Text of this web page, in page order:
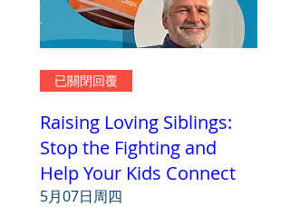
已關閉回覆
Raising Loving Siblings:
Stop the Fighting and
Help Your Kids Connect
5月07日周四